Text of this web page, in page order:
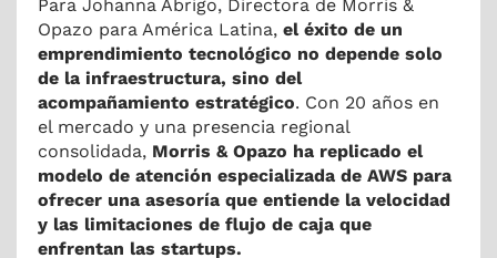
Para Johanna Abrigo, Directora de Morris &
Opazo para América Latina,el éxito de un
emprendimiento tecnológico no depende solo
de la infraestructura, sino del
acompañamiento estratégico. Con 20 años en
el mercado y una presencia regional
consolidada, Morris & Opazo ha replicado el
modelo de atención especializada de AWS para
ofrecer una asesoría que entiende la velocidad
y las limitaciones de flujo de caja que
enfrentan las startups.